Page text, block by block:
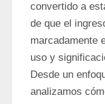
convertido a
de que el
marcadamente
uso y
Desde un
analizamos